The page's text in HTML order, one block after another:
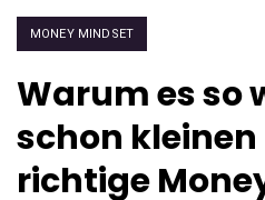
MONEY MINDSET
Warum es so
schon
richtige